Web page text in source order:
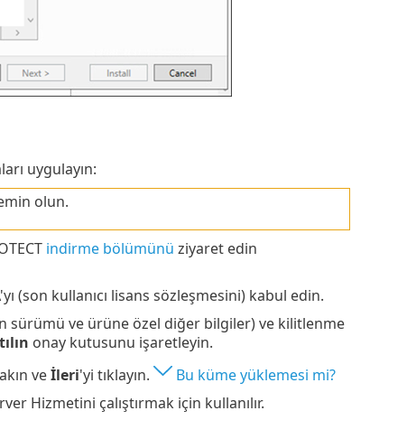
uygulayın:
olun.
indirme bölümünü ziyaret edin
(son kullanıcı lisans sözleşmesini) kabul edin.
sürümü ve ürüne özel diğer bilgiler) ve kilitlenme
onay kutusunu işaretleyin.
veİleri'yi tıklayın.
Bu küme yüklemesi mi?
Hizmetini çalıştırmak için kullanılır.